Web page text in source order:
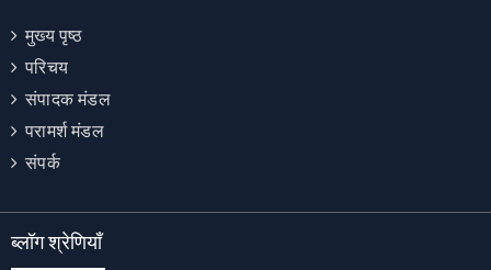
मुख्य पृष्ठ
परिचय
संपादक मंडल
परामर्श मंडल
संपर्क
ब्लॉग श्रेणियाँ